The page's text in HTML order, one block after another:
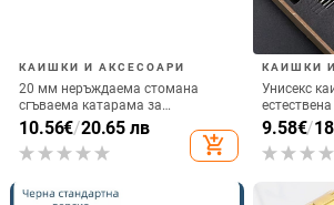
КАИШКИ И АКСЕСОАРИ
20 мм неръждаема стомана
сгъваема катарама за
часовникова каишка
10.56€/20.65 лв
add_shopping_cart
КАИШКИ
Унисекс
2024
9.58€/